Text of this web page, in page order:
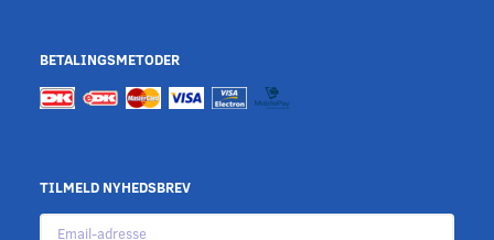
BETALINGSMETODER
TILMELD NYHEDSBREV
Email-